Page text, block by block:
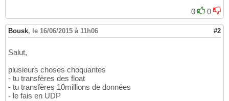
32
33
34
35
37
38
39
40
/** Envoi des donnees par
"-- Envoi des
for(int i=0; i<nbData;
14
15
16
18
19
20
21
22
10 ,3 )*16
int dataLost = 0;
double pourcentageDataLost;
bool remainingData = true;
// Creation des donnees a recevoir
	std::vector< std::complex<
// Creation des donnees qu'on
0 0
Bousk, le 16/06/2015 à 11h06 #2
Salut,
plusieurs choses choquantes
- tu transfères des float
- tu transfères 10millions de données
- le fais en UDP